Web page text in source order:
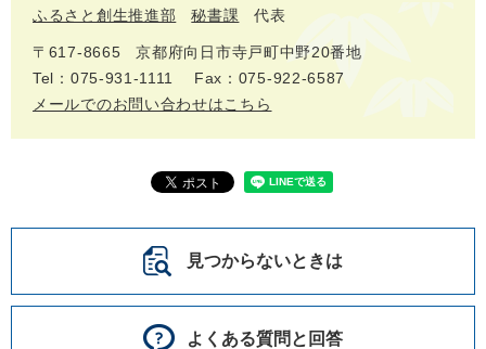
ふるさと創生推進部 秘書課 代表
〒617‐8665
京都府向日市寺戸町中野20番地
Tel：075-931-1111
Fax：075-922-6587
メールでのお問い合わせはこちら
見つからないときは
よくある質問と回答